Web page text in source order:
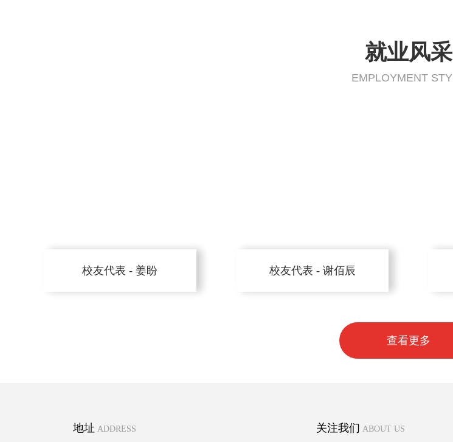
就业风采
EMPLOYMENT
校友代表 - 姜盼 校友代表 - 谢佰辰
查看更多
地址 ADDRESS 关注我们 ABOUT US